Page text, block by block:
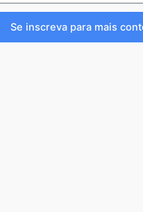
Se inscreva para mais